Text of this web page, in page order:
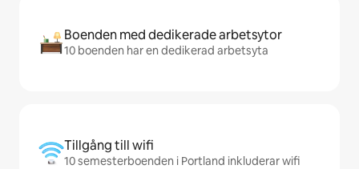
Boenden med dedikerade arbetsytor
10 boenden har en dedikerad arbetsyta
Tillgång till wifi
10 semesterboenden i Portland inkluderar wifi